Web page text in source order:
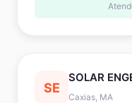
SE
SOLAR
Caxias, MA